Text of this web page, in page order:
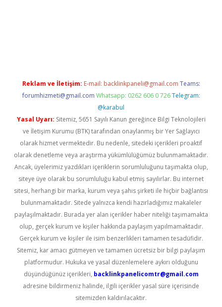
Reklam ve İletişim: E-mail: backlinkpaneli@gmail.com Teams:
forumhizmeti@gmail.com Whatsapp: 0262 606 0 726 Telegram:
@karabul
Yasal Uyarı: Sitemiz, 5651 Sayılı Kanun gereğince Bilgi Teknolojileri
ve İletişim Kurumu (BTK) tarafından onaylanmış bir Yer Sağlayıcı
olarak hizmet vermektedir. Bu nedenle, sitedeki içerikleri proaktif
olarak denetleme veya araştırma yükümlülüğümüz bulunmamaktadır.
Ancak, üyelerimiz yazdıkları içeriklerin sorumluluğunu taşımakta olup,
siteye üye olarak bu sorumluluğu kabul etmiş sayılırlar. Bu internet
sitesi, herhangi bir marka, kurum veya şahıs şirketi ile hiçbir bağlantısı
bulunmamaktadır. Sitede yalnızca kendi hazırladığımız makaleler
paylaşılmaktadır. Burada yer alan içerikler haber niteliği taşımamakta
olup, gerçek kurum ve kişiler hakkında paylaşım yapılmamaktadır.
Gerçek kurum ve kişiler ile isim benzerlikleri tamamen tesadüfidir.
Sitemiz, kar amacı gütmeyen ve tamamen ücretsiz bir bilgi paylaşım
platformudur. Hukuka ve yasal düzenlemelere aykırı olduğunu
düşündüğünüz içerikleri, backlinkpanelicomtr@gmail.com
adresine bildirmeniz halinde, ilgili içerikler yasal süre içerisinde
sitemizden kaldırılacaktır.